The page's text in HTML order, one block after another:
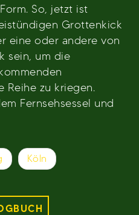
So, jetzt ist
Grottenkick
eine oder andere von
sein, um die
Reihe zu kriegen.
Fernsehsessel und
Köln